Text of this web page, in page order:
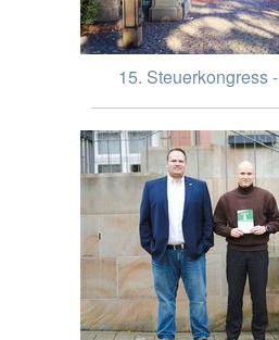
15. Steuerkongress